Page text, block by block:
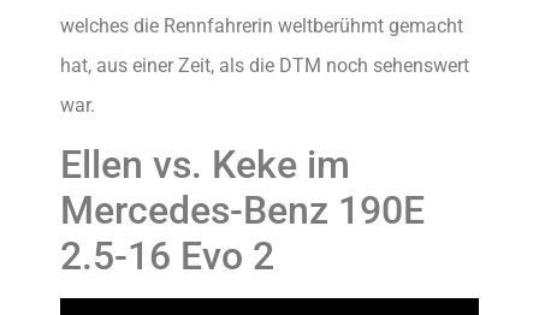
welches die Rennfahrerin weltberühmt gemacht
hat, aus einer Zeit, als die DTM noch sehenswert
war.
Ellen vs. Keke im
Mercedes-Benz 190E
2.5-16 Evo 2